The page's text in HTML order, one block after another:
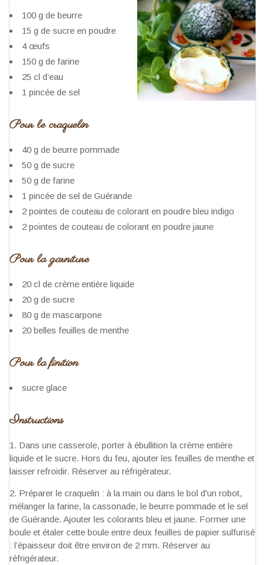
100 g de beurre
15 g de sucre en poudre
4 œufs
150 g de farine
25 cl d’eau
1 pincée de sel
Pour le craquelin
40 g de beurre pommade
50 g de sucre
50 g de farine
1 pincée de sel de Guérande
2 pointes de couteau de colorant en poudre bleu indigo
2 pointes de couteau de colorant en poudre jaune
Pour la garniture
20 cl de crème entière liquide
20 g de sucre
80 g de mascarpone
20 belles feuilles de menthe
Pour la finition
sucre glace
Instructions
Dans une casserole, porter à ébullition la crème entière
liquide et le sucre. Hors du feu, ajouter les feuilles de menthe et
laisser refroidir. Réserver au réfrigérateur.
Préparer le craquelin : à la main ou dans le bol d'un robot,
mélanger la farine, la cassonade, le beurre pommade et le sel
de Guérande. Ajouter les colorants bleu et jaune. Former une
boule et étaler cette boule entre deux feuilles de papier sulfurisé
: l’épaisseur doit être environ de 2 mm. Réserver au
réfrigérateur.